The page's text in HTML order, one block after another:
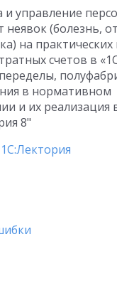
и управление
неявок (болезнь,
на
счетов в
в нормативном
и их реализация
8"